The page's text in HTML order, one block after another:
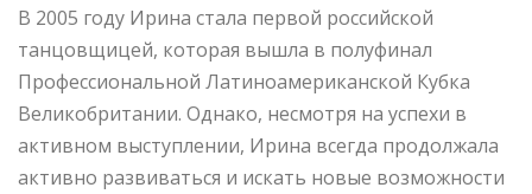
В 2005 году Ирина стала первой российской
танцовщицей, которая вышла в полуфинал
Профессиональной Латиноамериканской Кубка
Великобритании. Однако, несмотря на успехи в
активном выступлении, Ирина всегда продолжала
активно развиваться и искать новые возможности